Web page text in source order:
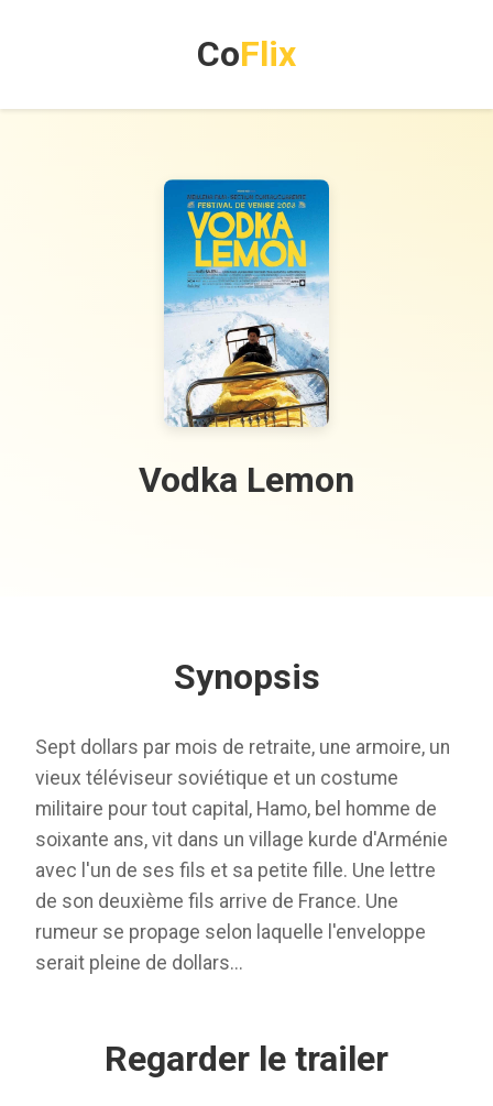
CoFlix
Vodka Lemon
Synopsis
Sept dollars par mois de retraite, une armoire, un
vieux téléviseur soviétique et un costume
militaire pour tout capital, Hamo, bel homme de
soixante ans, vit dans un village kurde d'Arménie
avec l'un de ses fils et sa petite fille. Une lettre
de son deuxième fils arrive de France. Une
rumeur se propage selon laquelle l'enveloppe
serait pleine de dollars...
Regarder le trailer